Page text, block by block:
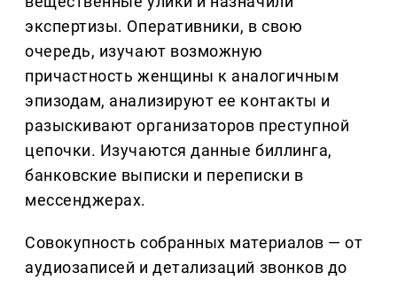
экспертизы. Оперативники, в свою
очередь, изучают возможную
причастность женщины к аналогичным
эпизодам, анализируют ее контакты и
разыскивают организаторов преступной
цепочки. Изучаются данные биллинга,
банковские выписки и переписки в
мессенджерах.
Совокупность собранных материалов — от
аудиозаписей и детализаций звонков до